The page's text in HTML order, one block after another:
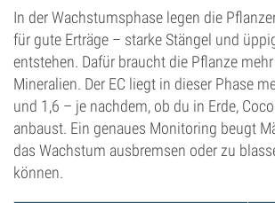
In der Wachstumsphase legen die
für gute Erträge – starke Stängel und
entstehen. Dafür braucht die Pflanze
Mineralien. Der EC liegt in dieser Phase
und 1,6 – je nachdem, ob du in Erde,
anbaust. Ein genaues Monitoring beugt
das Wachstum ausbremsen oder zu
können.